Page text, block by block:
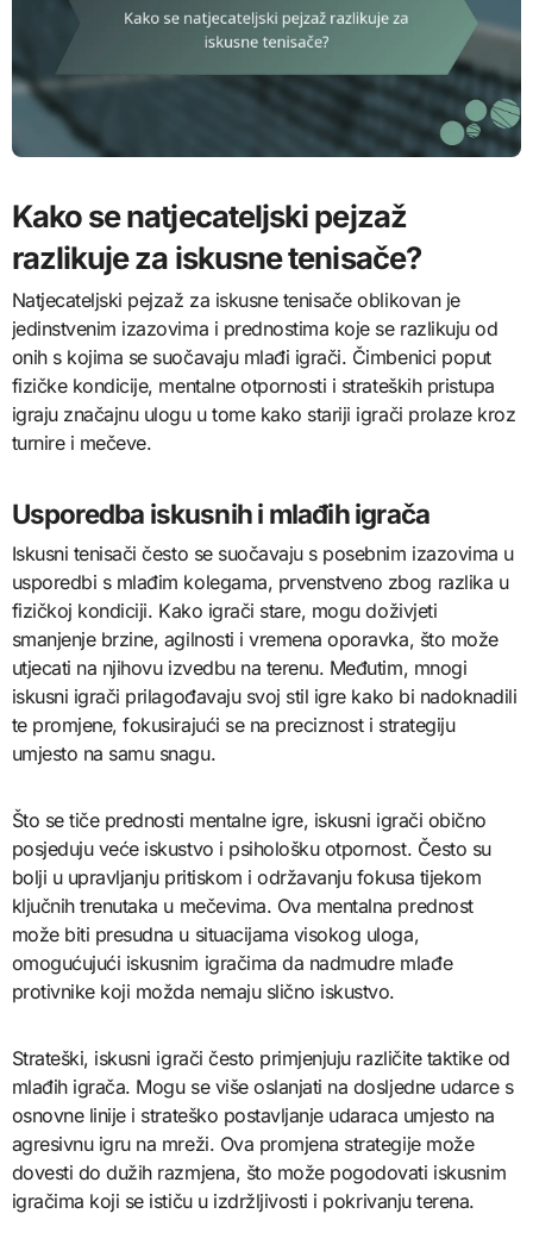
Kako se natjecateljski pejzaž
razlikuje za iskusne tenisače?
Natjecateljski pejzaž za iskusne tenisače oblikovan je
jedinstvenim izazovima i prednostima koje se razlikuju od
onih s kojima se suočavaju mlađi igrači. Čimbenici poput
fizičke kondicije, mentalne otpornosti i strateških pristupa
igraju značajnu ulogu u tome kako stariji igrači prolaze kroz
turnire i mečeve.
Usporedba iskusnih i mlađih igrača
Iskusni tenisači često se suočavaju s posebnim izazovima u
usporedbi s mlađim kolegama, prvenstveno zbog razlika u
fizičkoj kondiciji. Kako igrači stare, mogu doživjeti
smanjenje brzine, agilnosti i vremena oporavka, što može
utjecati na njihovu izvedbu na terenu. Međutim, mnogi
iskusni igrači prilagođavaju svoj stil igre kako bi nadoknadili
te promjene, fokusirajući se na preciznost i strategiju
umjesto na samu snagu.
Što se tiče prednosti mentalne igre, iskusni igrači obično
posjeduju veće iskustvo i psihološku otpornost. Često su
bolji u upravljanju pritiskom i održavanju fokusa tijekom
ključnih trenutaka u mečevima. Ova mentalna prednost
može biti presudna u situacijama visokog uloga,
omogućujući iskusnim igračima da nadmudre mlađe
protivnike koji možda nemaju slično iskustvo.
Strateški, iskusni igrači često primjenjuju različite taktike od
mlađih igrača. Mogu se više oslanjati na dosljedne udarce s
osnovne linije i strateško postavljanje udaraca umjesto na
agresivnu igru na mreži. Ova promjena strategije može
dovesti do dužih razmjena, što može pogodovati iskusnim
igračima koji se ističu u izdržljivosti i pokrivanju terena.